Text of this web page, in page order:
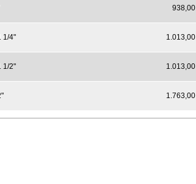
938,00
1/4" 1.013,00
1/2" 1.013,00
1.763,00